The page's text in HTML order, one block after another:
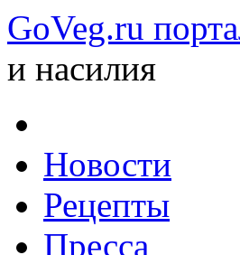
GoVeg.ru
и насилия
Новости
Рецепты
Пресса